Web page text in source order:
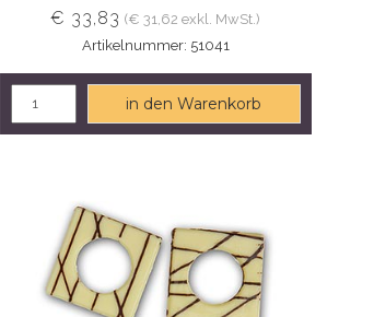
€ 33,83 (€ 31,62 exkl. MwSt.)
Artikelnummer: 51041
in den Warenkorb